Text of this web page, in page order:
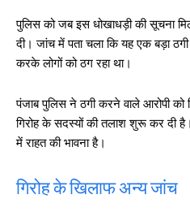
पुलिस को जब इस धोखाधड़ी की सूचना
दी। जांच में पता चला कि यह एक बड़ा
करके लोगों को ठग रहा था।
पंजाब पुलिस ने ठगी करने वाले आरोपी
गिरोह के सदस्यों की तलाश शुरू कर दी
में राहत की भावना है।
गिरोह के खिलाफ अन्य जांच